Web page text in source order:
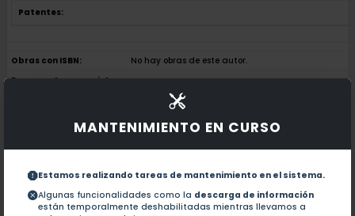
MANTENIMIENTO EN CURSO
Estamos realizando tareas de mantenimiento en el sistema.
Algunas funcionalidades como la descarga de información
están temporalmente deshabilitadas mientras llevamos a
Patentes:
Obras con ISBN:
No hay obras de este autor.
Documentos en revistas:
Cu4O3 thin films deposited by non-